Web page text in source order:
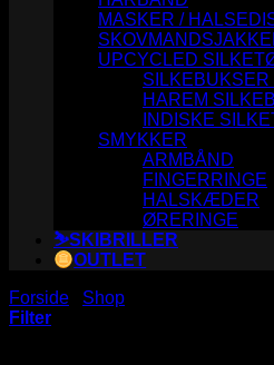
MASKER /
UPCYCLED
SILKEBUKSER
HAREM
INDISKE
SMYKKER
ARMBÅND
FINGERRINGE
HALSKÆDER
ØRERINGE
⛷️SKIBRILLER
OUTLET
Forside
Shop
Filter